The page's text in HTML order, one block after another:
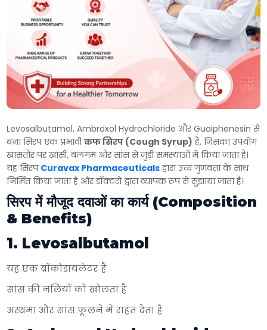
Levosalbutamol, Ambroxol Hydrochloride और Guaiphenesin से
बना सिरप एक प्रभावीकफ सिरप (Cough Syrup) है, जिसका उपयोग
खासतौर पर खांसी, बलगम और सांस से जुड़ी समस्याओं में किया जाता है।
यह सिरप Curavax Pharmaceuticalsद्वारा उच्च गुणवत्ता के साथ
निर्मित किया जाता है और डॉक्टरों द्वारा व्यापक रूप से सुझाया जाता है।
सिरप में मौजूद दवाओं का कार्य (Composition
& Benefits)
1. Levosalbutamol
यह एक ब्रोंकोडायलेटर है
सांस की नलियों को खोलता है
अस्थमा और सांस फूलने में राहत देता है